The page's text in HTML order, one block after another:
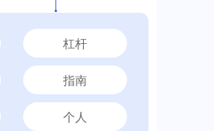
杠杆
指南
个人